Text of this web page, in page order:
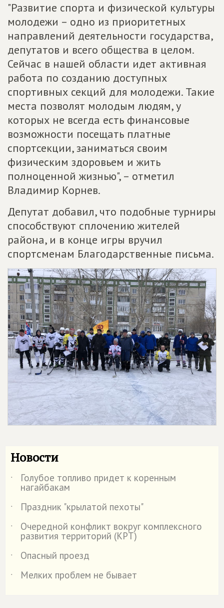
"Развитие спорта и физической культуры
молодежи – одно из приоритетных
направлений деятельности государства,
депутатов и всего общества в целом.
Сейчас в нашей области идет активная
работа по созданию доступных
спортивных секций для молодежи. Такие
места позволят молодым людям, у
которых не всегда есть финансовые
возможности посещать платные
спортсекции, заниматься своим
физическим здоровьем и жить
полноценной жизнью", – отметил
Владимир Корнев.
Депутат добавил, что подобные турниры
способствуют сплочению жителей
района, и в конце игры вручил
спортсменам Благодарственные письма.
Новости
˙ Голубое топливо придет к коренным
нагайбакам
˙
Праздник "крылатой пехоты"
˙
Очередной конфликт вокруг комплексного
развития территорий (КРТ)
˙
Опасный проезд
˙
Мелких проблем не бывает